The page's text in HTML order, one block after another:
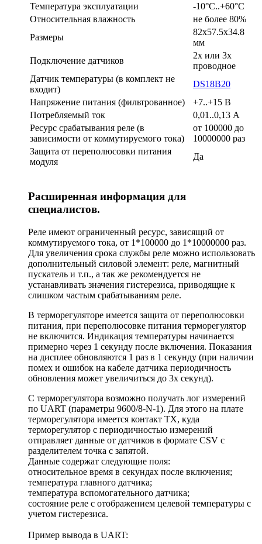
Температура эксплуатации
-10°C..+60°C
Относительная влажность
не более 80%
Размеры
82х57.5х34.8
мм
Подключение датчиков
2х или 3х
проводное
Датчик температуры (в комплект не
входит)
DS18B20
Напряжение питания (фильтрованное)
+7..+15 В
Потребляемый ток
0,01..0,13 А
Ресурс срабатывания реле (в
зависимости от коммутируемого тока)
от 100000 до
10000000 раз
Защита от переполюсовки питания
модуля
Да
Расширенная информация для
специалистов.
Реле имеют ограниченный ресурс, зависящий от
коммутируемого тока, от 1*100000 до 1*10000000 раз.
Для увеличения срока службы реле можно использовать
дополнительный силовой элемент: реле, магнитный
пускатель и т.п., а так же рекомендуется не
устанавливать значения гистерезиса, приводящие к
слишком частым срабатываниям реле.
В терморегуляторе имеется защита от переполюсовки
питания, при переполюсовке питания терморегулятор
не включится. Индикация температуры начинается
примерно через 1 секунду после включения. Показания
на дисплее обновляются 1 раз в 1 секунду (при наличии
помех и ошибок на кабеле датчика периодичность
обновления может увеличиться до 3х секунд).
С терморегулятора возможно получать лог измерений
по UART (параметры 9600/8-N-1). Для этого на плате
терморегулятора имеется контакт TX, куда
терморегулятор с периодичностью измерений
отправляет данные от датчиков в формате CSV с
разделителем точка с запятой.
Данные содержат следующие поля:
относительное время в секундах после включения;
температура главного датчика;
температура вспомогательного датчика;
состояние реле с отображением целевой температуры с
учетом гистерезиса.
Пример вывода в UART: